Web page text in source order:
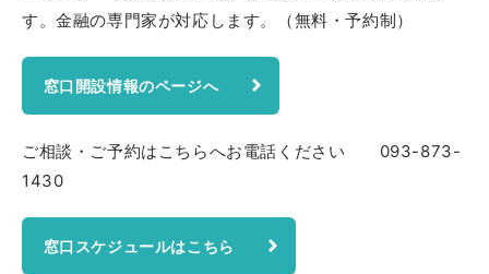
す。金融の専門家が対応します。（無料・予約制）
窓口開設情報のページへ
ご相談・ご予約はこちらへお電話ください 093-873-
1430
窓口スケジュールはこちら